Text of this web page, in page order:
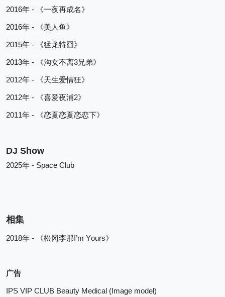
2016年 - 《一夜再成名》
2016年 - 《美人鱼》
2015年 - 《猛龙特囧》
2013年 - 《沟女不离3兄弟》
2012年 - 《天生爱情狂》
2012年 - 《喜爱夜浦2》
2011年 - 《恋夏恋夏恋恋下》
DJ Show
2025年 - Space Club
相集
2018年 - 《松冈李那I’m Yours》
广告
IPS VIP CLUB Beauty Medical (Image model)